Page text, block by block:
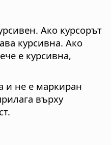
Ако курсорът
курсивна. Ако
е курсивна,
и не е маркиран
върху